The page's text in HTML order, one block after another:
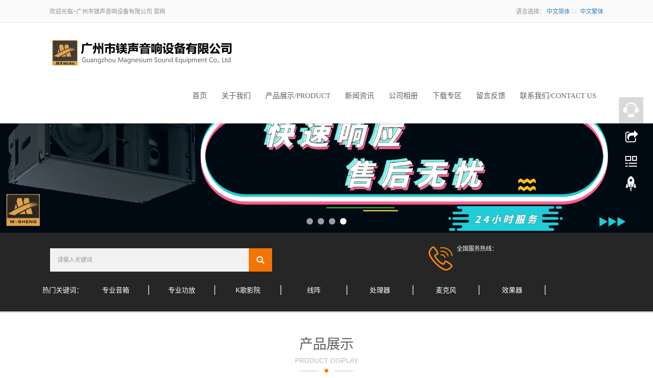
欢迎光临~广州市镁声音响设备有限公司 官网 语言选择： 中文简体 ∷ 中文繁体
首页 关于我们 产品展示/PRODUCT 新闻资讯 公司相册 下载专区 留言反馈 联系我们/CONTACT US
全国服务热线：
热门关键词： 专业音箱 专业功放 K歌影院 线阵 处理器 麦克风 效果器
产品展示
PRODUCT DISPLAY